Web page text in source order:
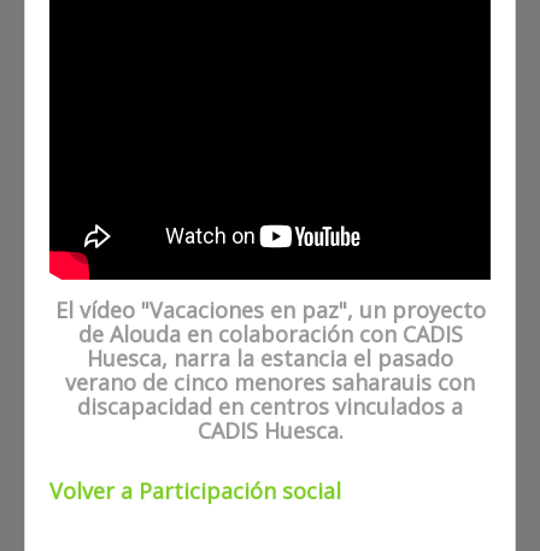
El vídeo "Vacaciones en paz", un proyecto
de Alouda en colaboración con CADIS
Huesca, narra la estancia el pasado
verano de cinco menores saharauis con
discapacidad en centros vinculados a
CADIS Huesca.
Volver a Participación social